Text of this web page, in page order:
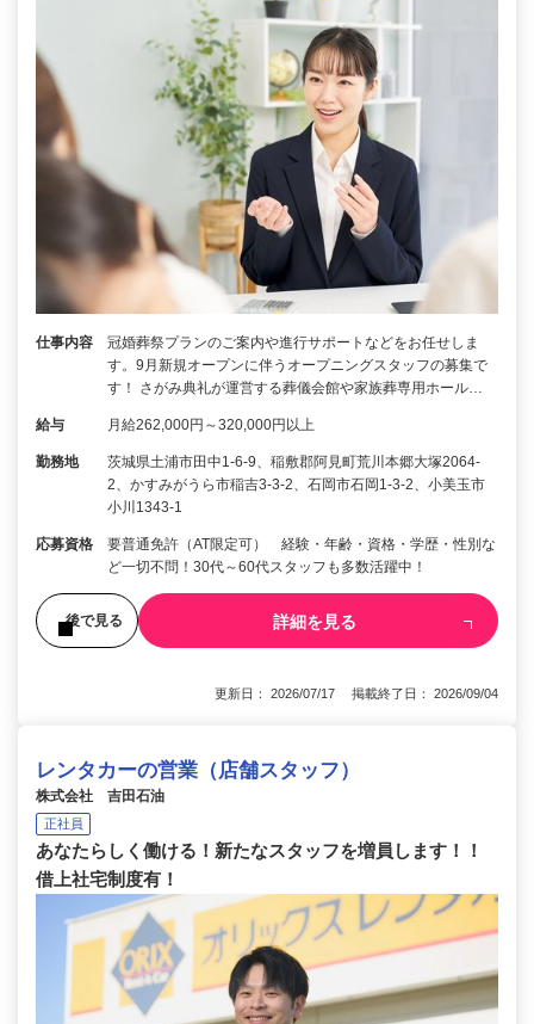
仕事内容
冠婚葬祭プランのご案内や進行サポートなどをお任せしま
す。9月新規オープンに伴うオープニングスタッフの募集で
す！ さがみ典礼が運営する葬儀会館や家族葬専用ホール…
給与 月給262,000円～320,000円以上
勤務地
茨城県土浦市田中1-6-9、稲敷郡阿見町荒川本郷大塚2064-
2、かすみがうら市稲吉3-3-2、石岡市石岡1-3-2、小美玉市
小川1343-1
応募資格
要普通免許（AT限定可） 経験・年齢・資格・学歴・性別な
ど一切不問！30代～60代スタッフも多数活躍中！
後で見る 詳細を見る
更新日： 2026/07/17 掲載終了日： 2026/09/04
レンタカーの営業（店舗スタッフ）
株式会社 吉田石油
正社員
あなたらしく働ける！新たなスタッフを増員します！！
借上社宅制度有！